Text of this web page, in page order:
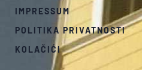
IMPRESSUM
POLITIKA PRIVATNOSTI
KOLAČIĆI